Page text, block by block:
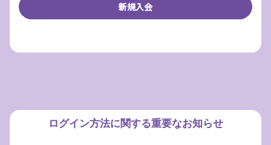
ログイン方法に関する重要なお知らせ